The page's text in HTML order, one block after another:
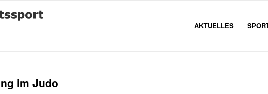
AKTUELLES
im Judo